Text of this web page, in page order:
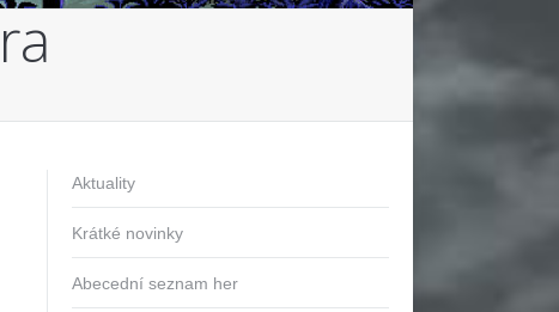
Aktuality
Krátké novinky
Abecední seznam her